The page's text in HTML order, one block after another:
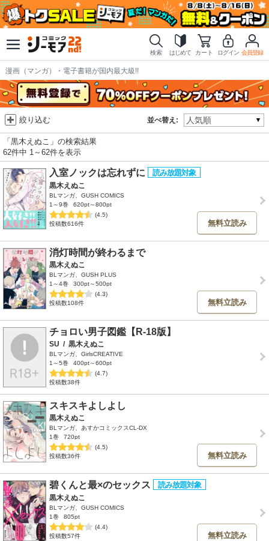
検索 はじめて カート ログイン 会員登録
漫画（マンガ）・電子書籍が国内最大級!!
並べ替え:
絞り込む
「黒木えぬこ」の検索結果
62件中 1～62件を表示
入室ノックは忘れずに
黒木えぬこ
BLマンガ、GUSH COMICS
1～9巻
620pt～800pt
(4.5)
投稿数616件
無料立読み
消灯時間が終わるまで
黒木えぬこ
BLマンガ、GUSH PLUS
1～4巻
300pt～500pt
(4.3)
投稿数108件
無料立読み
チョロい男子図鑑【R-18版】
SU / 黒木えぬこ
BLマンガ、GirlsCREATIVE
1～5巻
400pt～600pt
(4.7)
投稿数38件
スキスキよしよし
黒木えぬこ
BLマンガ、あすかコミックスCL-DX
1巻
720pt
(4.5)
投稿数36件
無料立読み
碧くんと最×のセックス
黒木えぬこ
BLマンガ、GUSH COMICS
1巻
805pt
(4.4)
投稿数57件
無料立読み